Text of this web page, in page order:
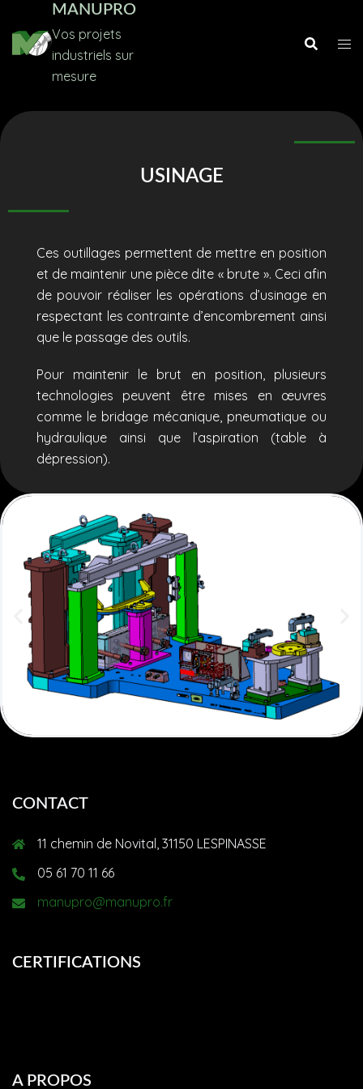
MANUPRO
Vos projets
industriels sur
mesure
USINAGE
Ces outillages permettent de mettre en position
et de maintenir une pièce dite « brute ». Ceci afin
de pouvoir réaliser les opérations d’usinage en
respectant les contrainte d’encombrement ainsi
que le passage des outils.
Pour maintenir le brut en position, plusieurs
technologies peuvent être mises en œuvres
comme le bridage mécanique, pneumatique ou
hydraulique ainsi que l’aspiration (table à
dépression).
CONTACT
11 chemin de Novital, 31150 LESPINASSE
05 61 70 11 66​
manupro@manupro.fr
CERTIFICATIONS
A PROPOS